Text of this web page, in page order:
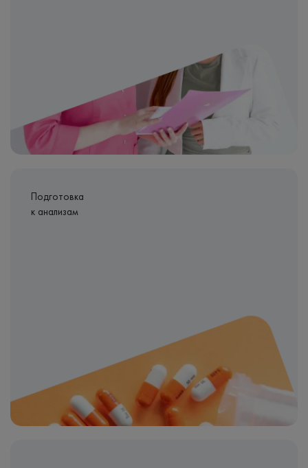
Подготовка
к анализам